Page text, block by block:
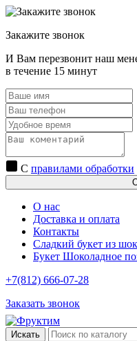
Закажите звонок
И Вам перезвонит наш
в течение 15 минут
С правилами обработки
О нас
Доставка и оплата
Контакты
Сладкий букет из
Букет Шоколадное
+7(812) 666-07-28
Заказать звонок